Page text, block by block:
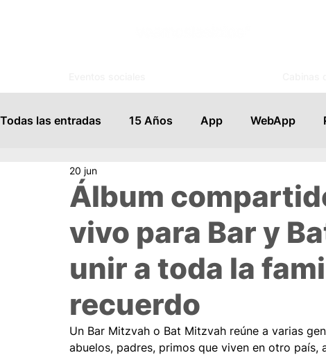
Todas las entradas 15 Años App WebApp
Invitaciones
Profesionales Novedades Tips Bodas
Álbum
vivo para Bar y
unir a toda la
recuerdo
20 jun
Un Bar Mitzvah o Bat Mitzvah reúne a varias
abuelos, padres, primos que viven en otro